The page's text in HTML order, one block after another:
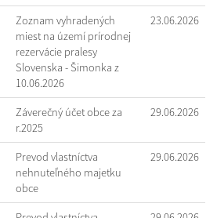
Zoznam vyhradených
miest na území prírodnej
rezervácie pralesy
Slovenska - Šimonka z
10.06.2026
23.06.2026
Záverečný účet obce za
r.2025
29.06.2026
Prevod vlastníctva
nehnuteľného majetku
obce
29.06.2026